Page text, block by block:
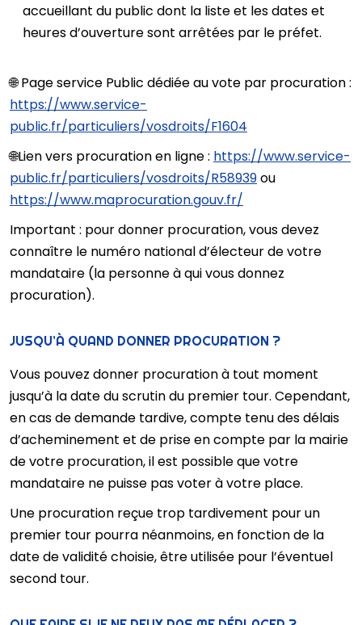
accueillant du public dont la liste et les dates et
heures d’ouverture sont arrêtées par le préfet.
🌐 Page service Public dédiée au vote par procuration :
https://www.service-
public.fr/particuliers/vosdroits/F1604
🌐Lien vers procuration en ligne : https://www.service-
public.fr/particuliers/vosdroits/R58939ou
https://www.maprocuration.gouv.fr/
Important : pour donner procuration, vous devez
connaître le numéro national d’électeur de votre
mandataire (la personne à qui vous donnez
procuration).
JUSQU’À QUAND DONNER PROCURATION ?
Vous pouvez donner procuration à tout moment
jusqu’à la date du scrutin du premier tour. Cependant,
en cas de demande tardive, compte tenu des délais
d’acheminement et de prise en compte par la mairie
de votre procuration, il est possible que votre
mandataire ne puisse pas voter à votre place.
Une procuration reçue trop tardivement pour un
premier tour pourra néanmoins, en fonction de la
date de validité choisie, être utilisée pour l’éventuel
second tour.